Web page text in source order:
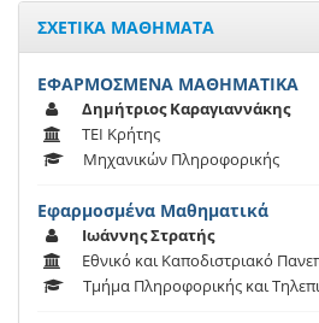
ΣΧΕΤΙΚΑ ΜΑΘΗΜΑΤΑ
ΕΦΑΡΜΟΣΜΕΝΑ ΜΑΘΗΜΑΤΙΚΑ
Δημήτριος Καραγιαννάκης
ΤΕΙ Κρήτης
Μηχανικών Πληροφορικής
Εφαρμοσμένα Μαθηματικά
Ιωάννης Στρατής
Εθνικό και Καποδιστριακό
Τμήμα Πληροφορικής και